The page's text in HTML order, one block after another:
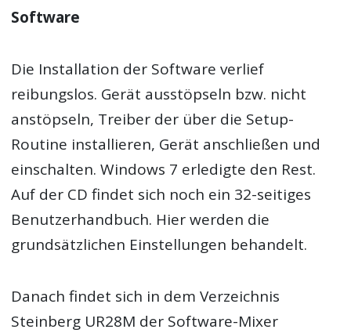
Software
Die Installation der Software verlief
reibungslos. Gerät ausstöpseln bzw. nicht
anstöpseln, Treiber der über die Setup-
Routine installieren, Gerät anschließen und
einschalten. Windows 7 erledigte den Rest.
Auf der CD findet sich noch ein 32-seitiges
Benutzerhandbuch. Hier werden die
grundsätzlichen Einstellungen behandelt.
Danach findet sich in dem Verzeichnis
Steinberg UR28M der Software-Mixer